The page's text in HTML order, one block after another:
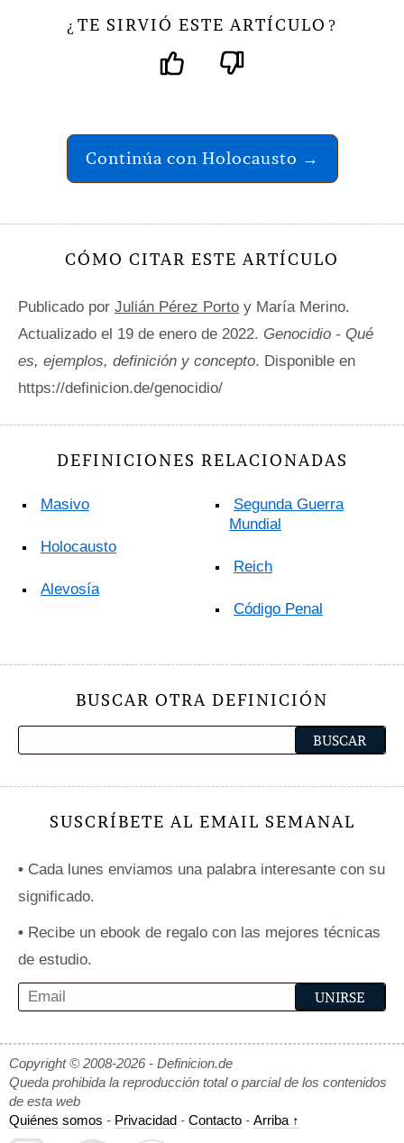
¿ TE SIRVIÓ ESTE ARTÍCULO ?
Continúa con Holocausto →
CÓMO CITAR ESTE ARTÍCULO
Publicado por Julián Pérez Porto y María Merino.
Actualizado el 19 de enero de 2022. Genocidio - Qué
es, ejemplos, definición y concepto. Disponible en
https://definicion.de/genocidio/
DEFINICIONES RELACIONADAS
Masivo
Holocausto
Alevosía
Segunda Guerra
Mundial
Reich
Código Penal
BUSCAR OTRA DEFINICIÓN
SUSCRÍBETE AL EMAIL SEMANAL
• Cada lunes enviamos una palabra interesante con su
significado.
• Recibe un ebook de regalo con las mejores técnicas
de estudio.
Copyright © 2008-2026 - Definicion.de
Queda prohibida la reproducción total o parcial de los contenidos
de esta web
Quiénes somos - Privacidad - Contacto - Arriba ↑